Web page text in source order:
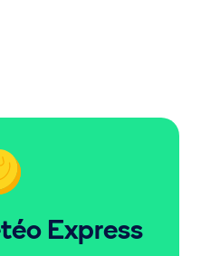
Express